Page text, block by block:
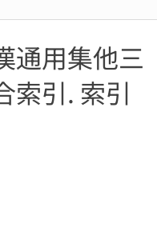
通用集他三
索引. 索引